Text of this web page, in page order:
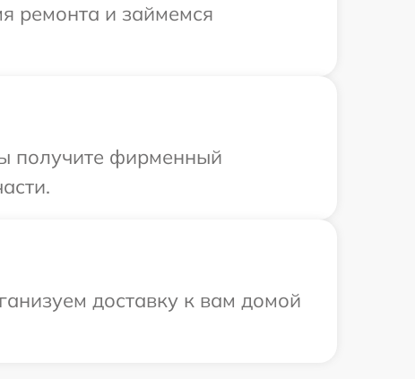
ремонта и займемся
получите фирменный
доставку к вам домой